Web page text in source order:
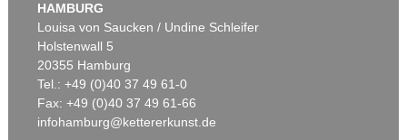
Ergebnis:€ 375.000
HAMBURG
Louisa von Saucken / Undine Schleifer
Holstenwall 5
20355 Hamburg
Tel.: +49 (0)40 37 49 61-0
Fax: +49 (0)40 37 49 61-66
infohamburg@kettererkunst.de